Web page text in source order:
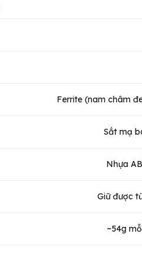
Ferrite (nam châm
Sắt mạ
Nhựa
Giữ được
~54g